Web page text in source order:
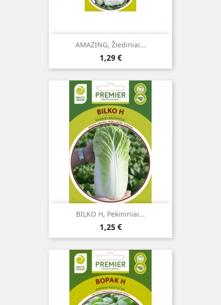
AMAZING, Žiediniai...
Kaina
1,29 €
BILKO H, Pekininiai...
Kaina
1,25 €